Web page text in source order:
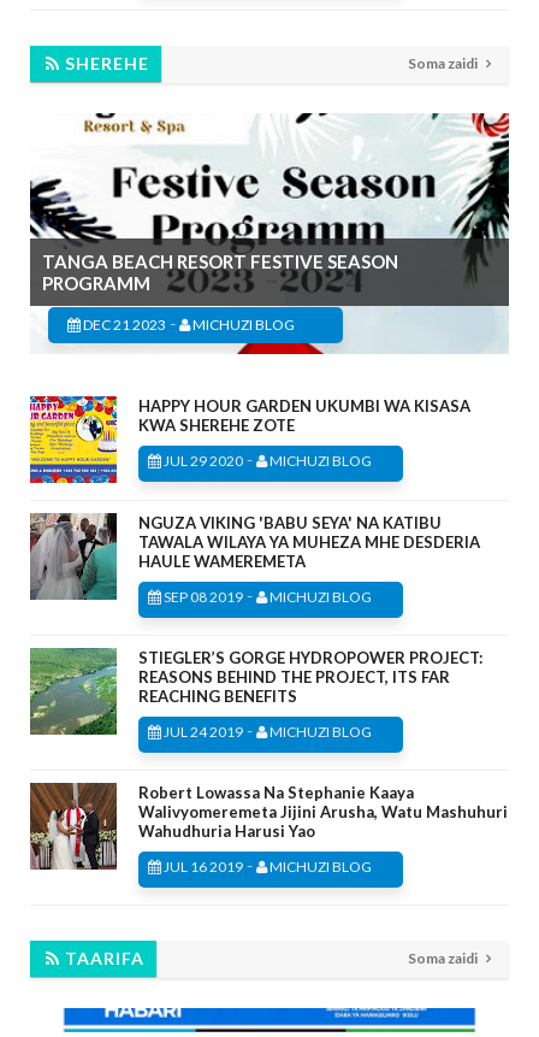
SHEREHE Soma zaidi
TANGA BEACH RESORT FESTIVE SEASON
PROGRAMM
DEC 21 2023 - MICHUZI BLOG
HAPPY HOUR GARDEN UKUMBI WA KISASA
KWA SHEREHE ZOTE
JUL 29 2020 - MICHUZI BLOG
NGUZA VIKING 'BABU SEYA' NA KATIBU
TAWALA WILAYA YA MUHEZA MHE DESDERIA
HAULE WAMEREMETA
SEP 08 2019 - MICHUZI BLOG
STIEGLER’S GORGE HYDROPOWER PROJECT:
REASONS BEHIND THE PROJECT, ITS FAR
REACHING BENEFITS
JUL 24 2019 - MICHUZI BLOG
Robert Lowassa Na Stephanie Kaaya
Walivyomeremeta Jijini Arusha, Watu Mashuhuri
Wahudhuria Harusi Yao
JUL 16 2019 - MICHUZI BLOG
TAARIFA Soma zaidi